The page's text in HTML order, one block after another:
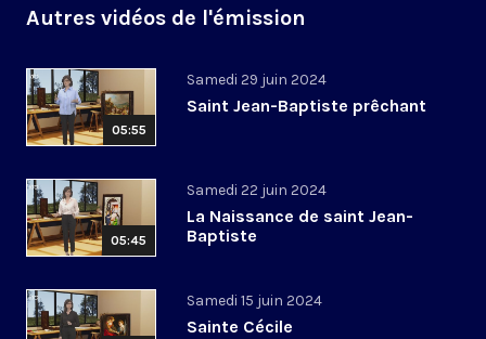
Autres vidéos de l'émission
05:55
Samedi 29 juin 2024
Saint Jean-Baptiste prêchant
05:45
Samedi 22 juin 2024
La Naissance de saint Jean-
Baptiste
Samedi 15 juin 2024
Sainte Cécile